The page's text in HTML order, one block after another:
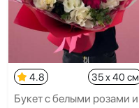
4.8 35 x 40 см
Букет с белыми розами и